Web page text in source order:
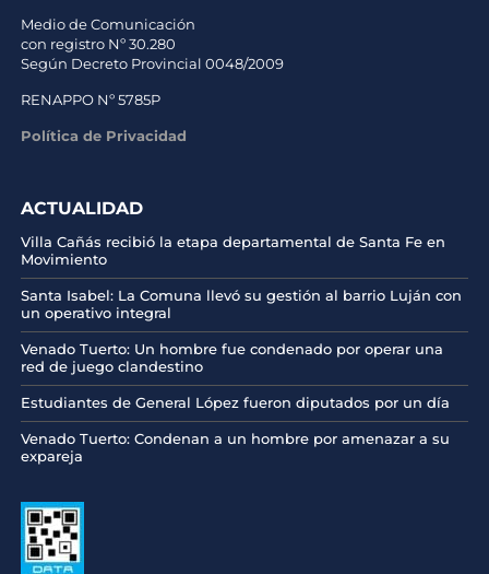
Medio de Comunicación
con registro Nº 30.280
Según Decreto Provincial 0048/2009
RENAPPO Nº 5785P
Política de Privacidad
ACTUALIDAD
Villa Cañás recibió la etapa departamental de Santa Fe en
Movimiento
Santa Isabel: La Comuna llevó su gestión al barrio Luján con
un operativo integral
Venado Tuerto: Un hombre fue condenado por operar una
red de juego clandestino
Estudiantes de General López fueron diputados por un día
Venado Tuerto: Condenan a un hombre por amenazar a su
expareja